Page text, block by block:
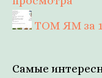
ТОМ ЯМ за
Самые